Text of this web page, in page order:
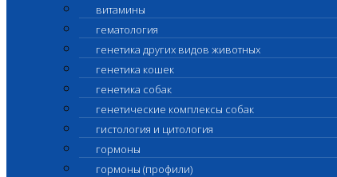
витамины
гематология
генетика других видов животных
генетика кошек
генетика собак
генетические комплексы собак
гистология и цитология
гормоны
гормоны (профили)